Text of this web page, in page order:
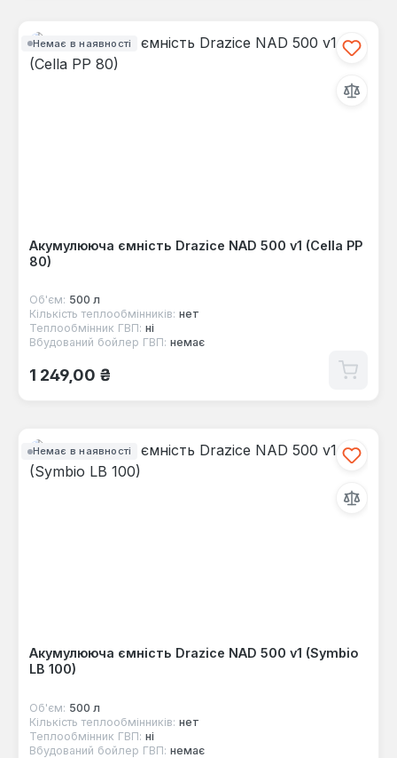
Немає в наявності
Акумулююча ємність Drazice NAD 500 v1 (Cella PP
80)
Об'єм: 500 л
Кількість теплообмінників: нет
Теплообмінник ГВП: ні
Вбудований бойлер ГВП: немає
Звичайна ціна:
1 249,00 ₴
Немає в наявності
Акумулююча ємність Drazice NAD 500 v1 (Symbio
LB 100)
Об'єм: 500 л
Кількість теплообмінників: нет
Теплообмінник ГВП: ні
Вбудований бойлер ГВП: немає